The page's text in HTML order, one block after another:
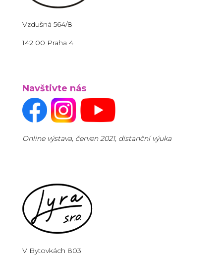
Vzdušná 564/8
142 00 Praha 4
Navštivte nás
Online výstava, červen 2021, distanční výuka
V Bytovkách 803